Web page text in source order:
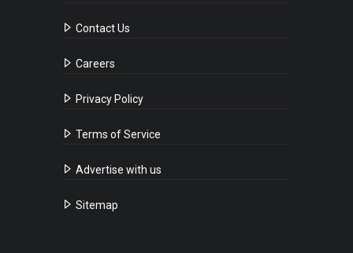
Contact Us
Careers
Privacy Policy
Terms of Service
Advertise with us
Sitemap